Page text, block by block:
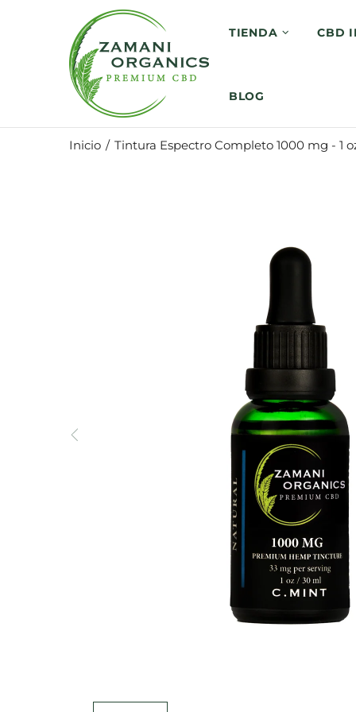
TIENDA CBD
BLOG
Inicio Tintura Espectro Completo 1000 mg - 1